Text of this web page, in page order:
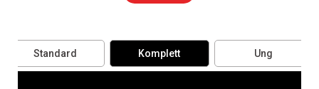
Standard Komplett Ung